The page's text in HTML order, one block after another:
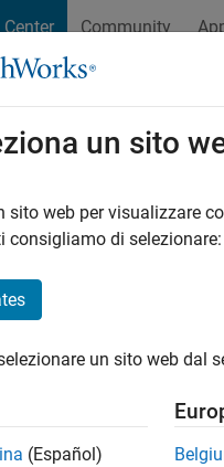
Community
un sito
sito web per visualizzare
consigliamo di selezionare:
un sito web dal
(Español)